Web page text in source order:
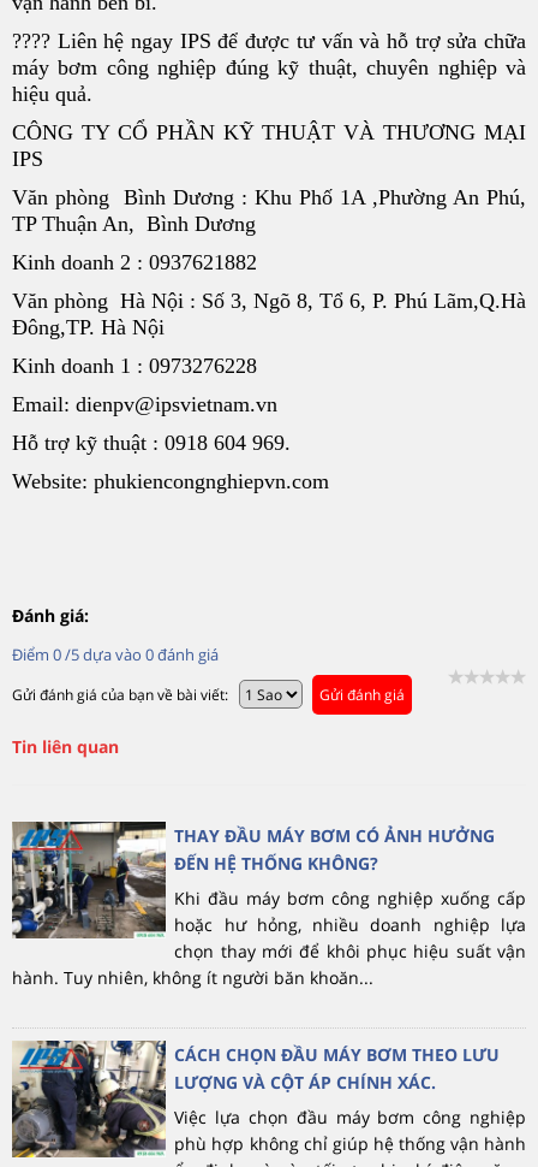
???? Liên hệ ngay IPS để được tư vấn và hỗ trợ sửa chữa
máy bơm công nghiệp đúng kỹ thuật, chuyên nghiệp và
hiệu quả.
CÔNG TY CỔ PHẦN KỸ THUẬT VÀ THƯƠNG MẠI
IPS
Văn phòng Bình Dương : Khu Phố 1A ,Phường An Phú,
TP Thuận An, Bình Dương
Kinh doanh 2 : 0937621882
Văn phòng Hà Nội : Số 3, Ngõ 8, Tổ 6, P. Phú Lãm,Q.Hà
Đông,TP. Hà Nội
Kinh doanh 1 : 0973276228
Email: dienpv@ipsvietnam.vn
Hỗ trợ kỹ thuật : 0918 604 969.
Website: phukiencongnghiepvn.com
Đánh giá:
Điểm 0/5 dựa vào 0đánh giá
Gửi đánh giá của bạn về bài viết: Gửi đánh giá
Tin liên quan
THAY ĐẦU MÁY BƠM CÓ ẢNH HƯỞNG
ĐẾN HỆ THỐNG KHÔNG?
Khi đầu máy bơm công nghiệp xuống cấp
hoặc hư hỏng, nhiều doanh nghiệp lựa
chọn thay mới để khôi phục hiệu suất vận
hành. Tuy nhiên, không ít người băn khoăn...
CÁCH CHỌN ĐẦU MÁY BƠM THEO LƯU
LƯỢNG VÀ CỘT ÁP CHÍNH XÁC.
Việc lựa chọn đầu máy bơm công nghiệp
phù hợp không chỉ giúp hệ thống vận hành